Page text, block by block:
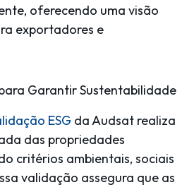
oferecendo uma visão
exportadores e
Garantir Sustentabilidade
ESG da Audsat realiza
das propriedades
critérios ambientais, sociais
validação assegura que as